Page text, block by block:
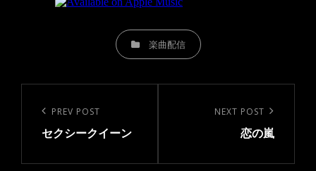
CATEGORIES楽曲配信
ビ
Previous
Post
PREV POST
セクシークイーン
NEXT POST
恋の嵐